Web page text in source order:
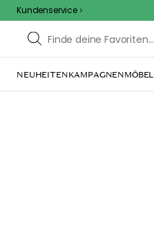
Kundenservice
NEUHEITENKAMPAGNENMÖBEL